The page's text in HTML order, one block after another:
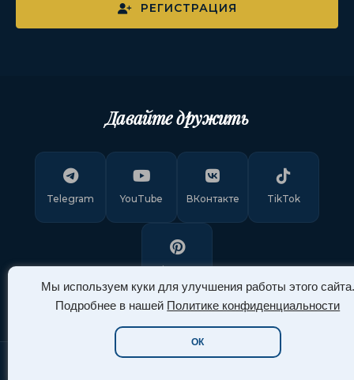
Мы используем куки для улучшения работы этого сайта.
Подробнее в нашей Политике конфиденциальности
ОК
РЕГИСТРАЦИЯ
Давайте дружить
Telegram YouTube ВКонтакте TikTok
Pinterest